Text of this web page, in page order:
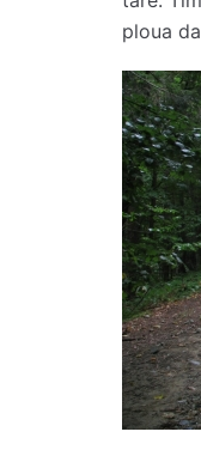
ploua